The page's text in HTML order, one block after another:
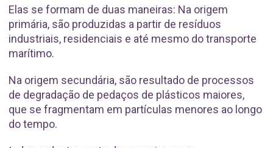
Elas se formam de duas maneiras: Na origem
primária, são produzidas a partir de resíduos
industriais, residenciais e até mesmo do transporte
marítimo.
Na origem secundária, são resultado de processos
de degradação de pedaços de plásticos maiores,
que se fragmentam em partículas menores ao longo
do tempo.